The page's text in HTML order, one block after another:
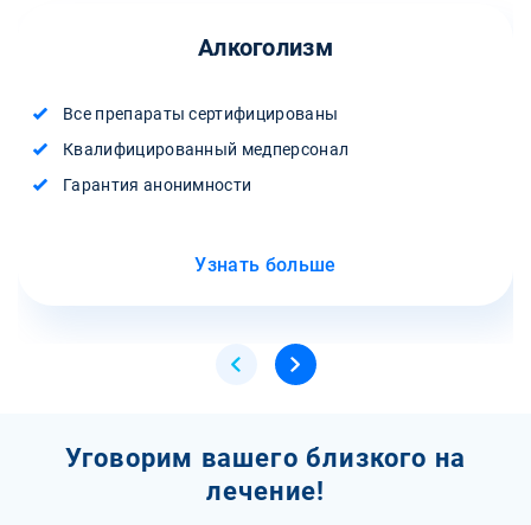
Алкоголизм
Все препараты сертифицированы
Квалифицированный медперсонал
Гарантия анонимности
Узнать больше
Уговорим вашего близкого на
лечение!